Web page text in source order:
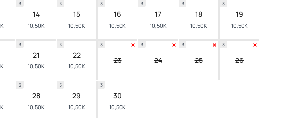
14
10,50K
3
15
10,50K
3
16
10,50K
3
17
10,50K
3
18
10,50K
3
19
10,50K
3
21
10,50K
3
22
10,50K
3
23
3
24
3
25
3
26
3
28
10,50K
3
29
10,50K
3
30
10,50K
3